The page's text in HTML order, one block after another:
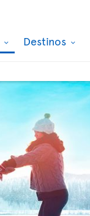
Destinos